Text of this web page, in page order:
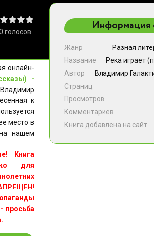
0 голосов
онлайн-
-
к
место в
нашем
Книга
для
просьба
Информация
Жанр Разная
Название
Автор
Страниц
Просмотров
Комментариев
Книга добавлена на сайт